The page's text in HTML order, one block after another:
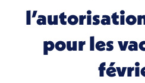
l’
pour les